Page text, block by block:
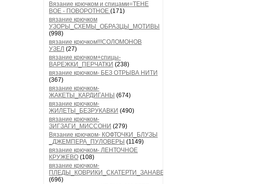
Вязание крючком и спицами=ТЕНЕ
ВОЕ - ПОВОРОТНОЕ (171)
вязание крючком
УЗОРЫ_СХЕМЫ_ОБРАЗЦЫ_МОТИВЫ
(998)
вязание крючком!!!СОЛОМОНОВ
УЗЕЛ (27)
вязание крючком+спицы-
ВАРЕЖКИ_ПЕРЧАТКИ (238)
вязание крючком- БЕЗ ОТРЫВА НИТИ
(367)
вязание крючком-
ЖАКЕТЫ_КАРДИГАНЫ (674)
вязание крючком-
ЖИЛЕТЫ_БЕЗРУКАВКИ (490)
вязание крючком-
ЗИГЗАГИ_МИССОНИ (279)
Вязание крючком- КОФТОЧКИ_БЛУЗЫ
_ДЖЕМПЕРА_ПУЛОВЕРЫ (1149)
вязание крючком- ЛЕНТОЧНОЕ
КРУЖЕВО (108)
вязание крючком-
ПЛЕДЫ_КОВРИКИ_СКАТЕРТИ_ЗАНАВЕСКИ
(696)